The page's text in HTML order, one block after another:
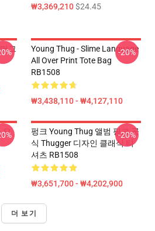
₩3,369,210$24.45
그
Young Thug - Slime Language
All Over Print Tote Bag
RB1508
₩3,438,110 - ₩4,127,110
-20%
오
펑크 Young Thug 앨범 핑크 공
식 Thugger 디자인 클래식 티
셔츠 RB1508
₩3,651,700 - ₩4,202,900
-20%
더 보기